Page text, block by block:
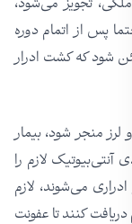
پس از اتمام دوره
شود که کشت ادرار
منجر شود، بیمار
آنتی‌بیوتیک‌ لازم را
می‌شوند، لازم
دریافت کنند تا عفونت